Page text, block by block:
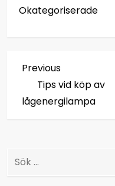
Okategoriserade
I
n
ä
Previous
Post
Previous
Tips vid köp av
lågenergilampa
Sök